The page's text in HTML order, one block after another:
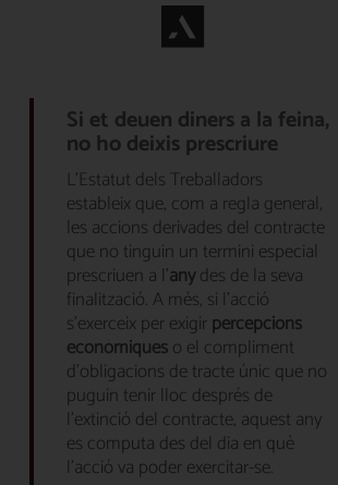
Si et deuen diners a la feina,
no ho deixis prescriure
L’Estatut dels Treballadors
estableix que, com a regla general,
les accions derivades del contracte
que no tinguin un termini especial
prescriuen a l’anydes de la seva
finalització. A més, si l’acció
s’exerceix per exigirpercepcions
econòmiqueso el compliment
d’obligacions de tracte únic que no
puguin tenir lloc després de
l’extinció del contracte, aquest any
es computa des del dia en què
l’acció va poder exercitar-se.